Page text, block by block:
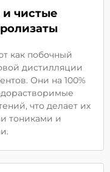
и чистые
как побочный
дистилляции
Они на 100%
что делает их
тониками и